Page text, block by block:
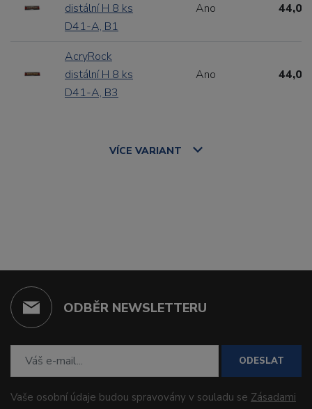
distální H 8 ks
D41-A, B1
Ano 44,00
AcryRock
distální H 8 ks
D41-A, B3
Ano 44,00
VÍCE VARIANT
ODBĚR NEWSLETTERU
ODESLAT
Vaše osobní údaje budou spravovány v souladu se Zásadami